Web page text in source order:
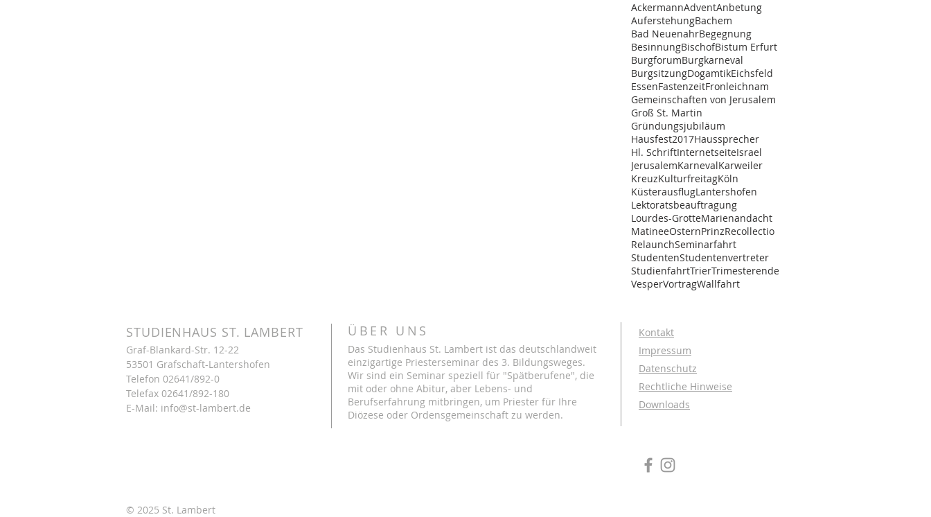
AckermannAdventAnbetung
AuferstehungBachem
Bad NeuenahrBegegnung
BesinnungBischofBistum Erfurt
BurgforumBurgkarneval
BurgsitzungDogamtikEichsfeld
EssenFastenzeitFronleichnam
Gemeinschaften von Jerusalem
Groß St. Martin
Gründungsjubiläum
Hausfest2017Haussprecher
Hl. SchriftInternetseiteIsrael
JerusalemKarnevalKarweiler
KreuzKulturfreitagKöln
KüsterausflugLantershofen
Lektoratsbeauftragung
Lourdes-GrotteMarienandacht
MatineeOsternPrinzRecollectio
RelaunchSeminarfahrt
StudentenStudentenvertreter
StudienfahrtTrierTrimesterende
VesperVortragWallfahrt
STUDIENHAUS ST. LAMBERT
Graf-Blankard-Str. 12-22
53501 Grafschaft-Lantershofen
Telefon 02641/892-0
Telefax 02641/892-180
E-Mail: info@st-lambert.de
ÜBER UNS
Das Studienhaus St. Lambert ist das deutschlandweit
einzigartige Priesterseminar des 3. Bildungsweges.
Wir sind ein Seminar speziell für "Spätberufene", die
mit oder ohne Abitur, aber Lebens- und
Berufserfahrung mitbringen, um Priester für Ihre
Diözese oder Ordensgemeinschaft zu werden.
Kontakt
Impressum
Datenschutz
Rechtliche Hinweise
Downloads
© 2025 St. Lambert